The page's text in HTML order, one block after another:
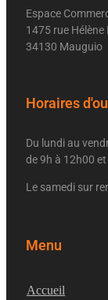
Espace
1475 rue Hélène
34130 Mauguio
Horaires
Du lundi au
de 9h à 12h00
Le samedi sur
Menu
Accueil